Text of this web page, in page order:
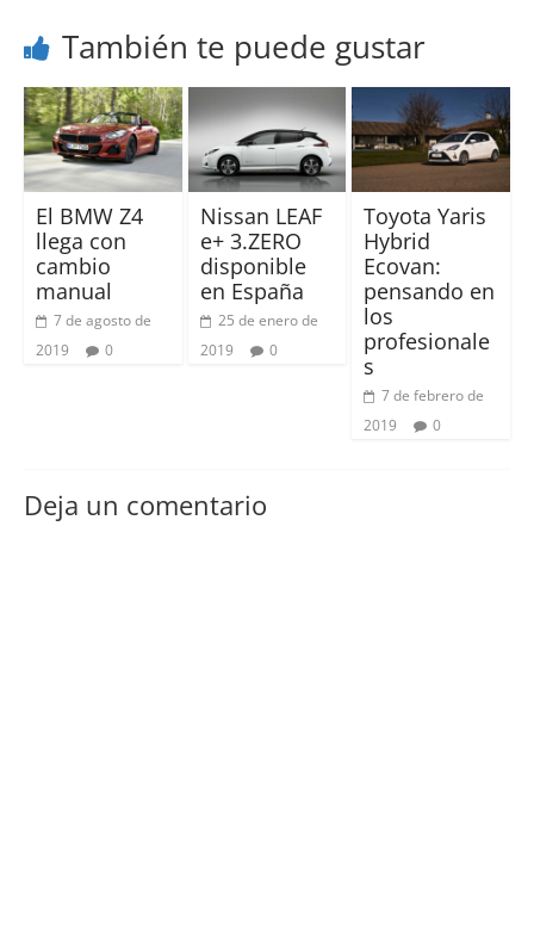
También te puede gustar
El BMW Z4
llega con
cambio
manual
7 de agosto de
2019
0
Nissan LEAF
e+ 3.ZERO
disponible
en España
25 de enero de
2019
0
Toyota Yaris
Hybrid
Ecovan:
pensando en
los
profesionale
s
7 de febrero de
2019
0
Deja un comentario